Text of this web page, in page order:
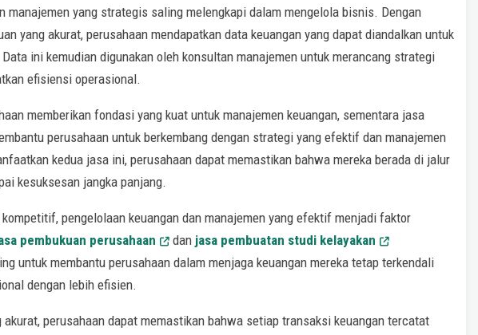
manajemen yang strategis saling melengkapi dalam mengelola bisnis. Dengan
yang akurat, perusahaan mendapatkan data keuangan yang dapat diandalkan untuk
ini kemudian digunakan oleh konsultan manajemen untuk merancang strategi
efisiensi operasional.
memberikan fondasi yang kuat untuk manajemen keuangan, sementara jasa
perusahaan untuk berkembang dengan strategi yang efektif dan manajemen
kedua jasa ini, perusahaan dapat memastikan bahwa mereka berada di jalur
kesuksesan jangka panjang.
pengelolaan keuangan dan manajemen yang efektif menjadi faktor
pembukuan perusahaan dan jasa pembuatan studi kelayakan
untuk membantu perusahaan dalam menjaga keuangan mereka tetap terkendali
dengan lebih efisien.
akurat, perusahaan dapat memastikan bahwa setiap transaksi keuangan tercatat